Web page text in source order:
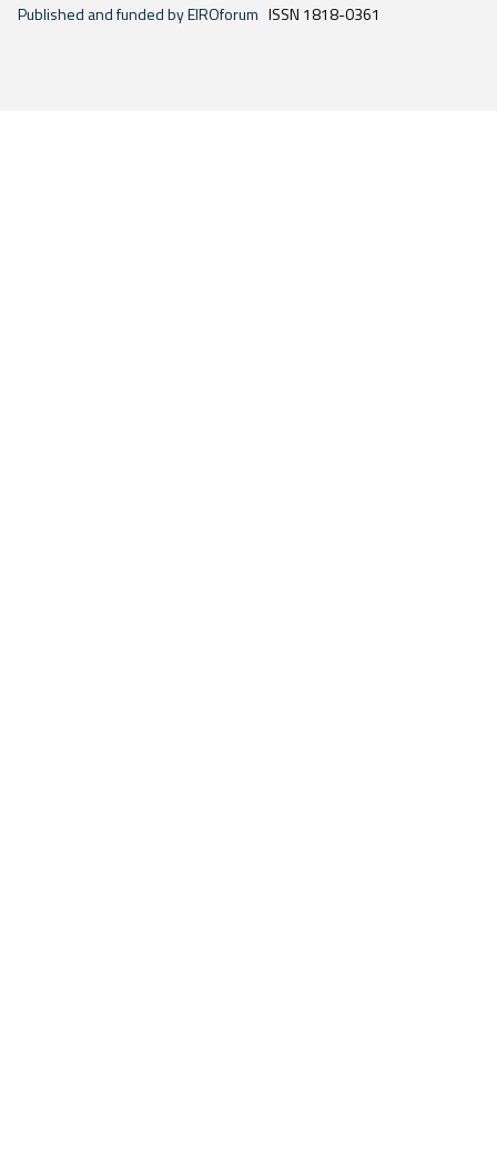
Published and funded by EIROforum ISSN 1818-0361